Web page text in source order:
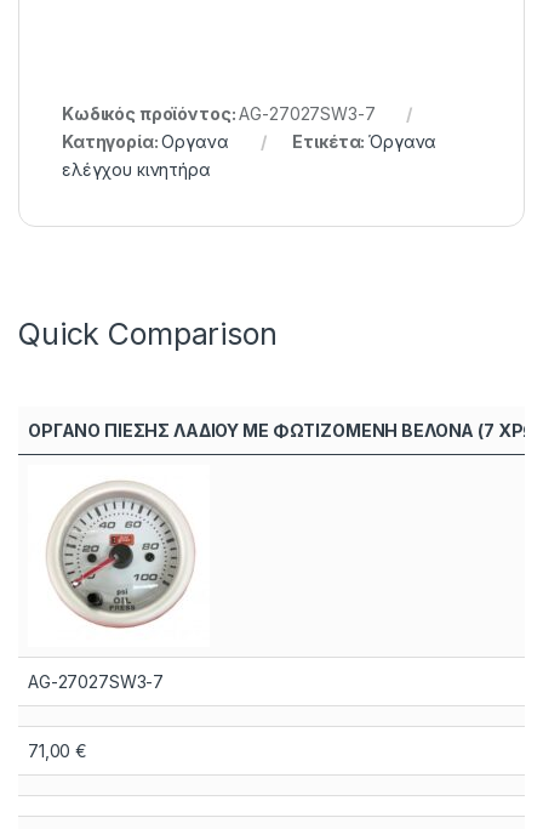
Κωδικός προϊόντος:AG-27027SW3-7
Κατηγορία:Οργανα Ετικέτα:Όργανα
ελέγχου κινητήρα
Quick Comparison
ΟΡΓΑΝΟ ΠΙΕΣΗΣ ΛΑΔΙΟΥ ΜΕ ΦΩΤΙΖΟΜΕΝΗ ΒΕΛΟΝΑ (7
AG-27027SW3-7
71,00€